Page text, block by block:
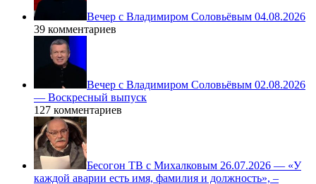
Вечер с Владимиром Соловьёвым 04.08.2026
39 комментариев
Вечер с Владимиром Соловьёвым 02.08.2026
— Воскресный выпуск
127 комментариев
Бесогон ТВ с Михалковым 26.07.2026 — «У
каждой аварии есть имя, фамилия и должность», –